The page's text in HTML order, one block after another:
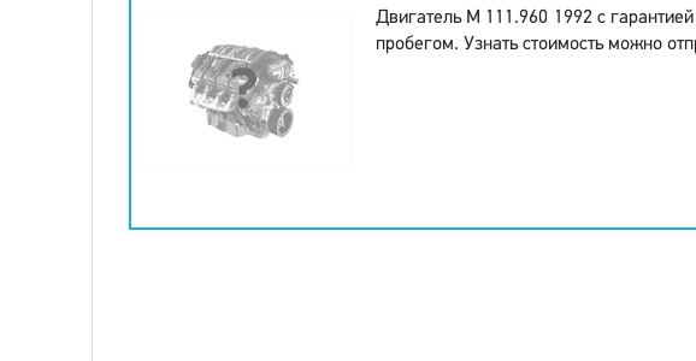
Двигатель M 111.960 1992 с
пробегом. Узнать стоимость можно